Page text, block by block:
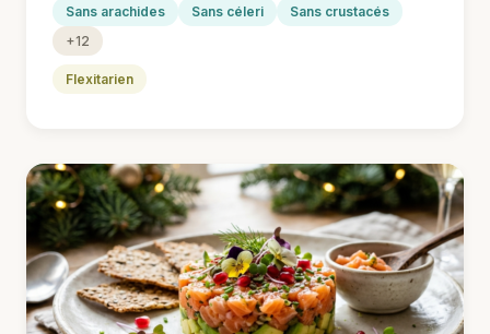
Sans arachides Sans céleri
Sans crustacés
+12
Flexitarien